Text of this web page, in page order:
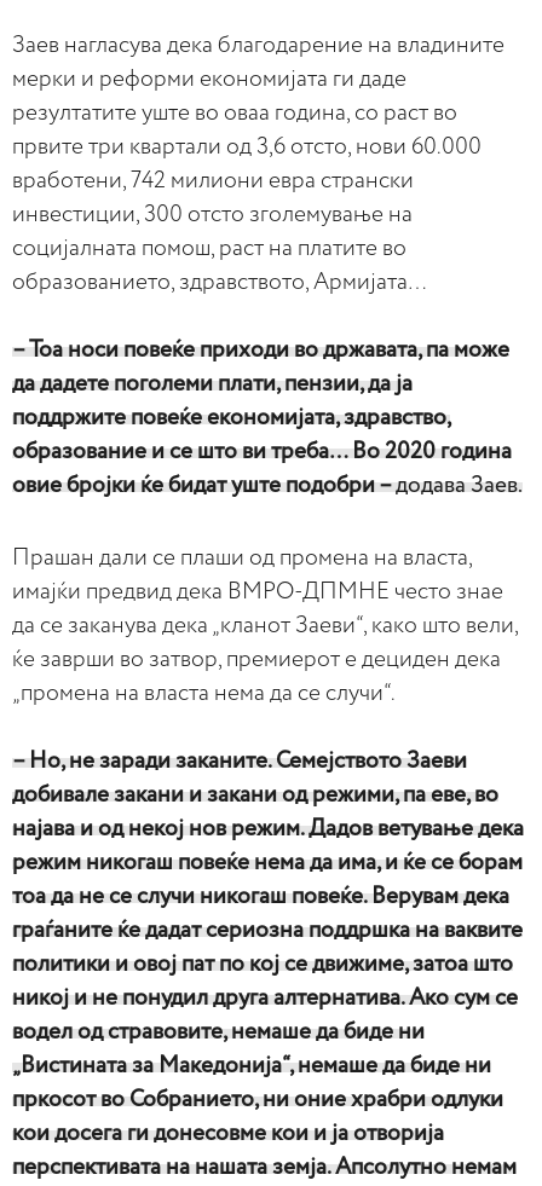
Заев нагласува дека благодарение на владините
мерки и реформи економијата ги даде
резултатите уште во оваа година, со раст во
првите три квартали од 3,6 отсто, нови 60.000
вработени, 742 милиони евра странски
инвестиции, 300 отсто зголемување на
социјалната помош, раст на платите во
образованието, здравството, Армијата…
– Тоа носи повеќе приходи во државата, па може
да дадете поголеми плати, пензии, да ја
поддржите повеќе економијата, здравство,
образование и се што ви треба… Во 2020 година
овие бројки ќе бидат уште подобри –додава Заев.
Прашан дали се плаши од промена на власта,
имајќи предвид дека ВМРО-ДПМНЕ често знае
да се заканува дека „кланот Заеви“, како што вели,
ќе заврши во затвор, премиерот е дециден дека
„промена на власта нема да се случи“.
– Но, не заради заканите. Семејството Заеви
добивале закани и закани од режими, па еве, во
најава и од некој нов режим. Дадов ветување дека
режим никогаш повеќе нема да има, и ќе се борам
тоа да не се случи никогаш повеќе. Верувам дека
граѓаните ќе дадат сериозна поддршка на ваквите
политики и овој пат по кој се движиме, затоа што
никој и не понудил друга алтернатива. Ако сум се
водел од стравовите, немаше да биде ни
„Вистината за Македонија“, немаше да биде ни
пркосот во Собранието, ни оние храбри одлуки
кои досега ги донесовме кои и ја отворија
перспективата на нашата земја. Апсолутно немам